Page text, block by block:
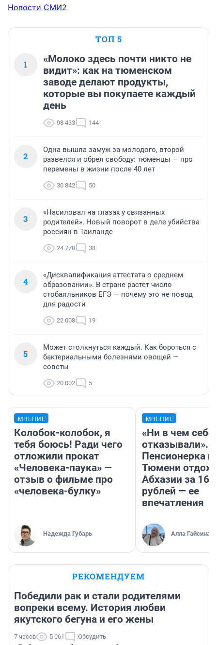
Новости СМИ2
ТОП 5
1
«Молоко здесь почти никто не
видит»: как на тюменском
заводе делают продукты,
которые вы покупаете каждый
день
98 433 144
2
Одна вышла замуж за молодого, второй
развелся и обрел свободу: тюменцы — про
перемены в жизни после 40 лет
30 842 50
3
«Насиловал на глазах у связанных
родителей». Новый поворот в деле убийства
россиян в Таиланде
24 778 38
4
«Дисквалификация аттестата о среднем
образовании». В стране растет число
стобалльников ЕГЭ — почему это не повод
для радости
22 008 19
5
Может столкнуться каждый. Как бороться с
бактериальными болезнями овощей —
советы
20 002 5
МНЕНИЕ
Колобок-колобок, я
тебя боюсь! Ради чего
отложили прокат
«Человека-паука» —
отзыв о фильме про
«человека-булку»
Надежда Губарь
МНЕНИЕ
«Ни в чем себе
отказывали».
Пенсионерка
Тюмени
Абхазии за
рублей — ее
впечатления
Алла Гайсина
РЕКОМЕНДУЕМ
Победили рак и стали родителями
вопреки всему. История любви
якутского бегуна и его жены
7 часов 5 061 Обсудить